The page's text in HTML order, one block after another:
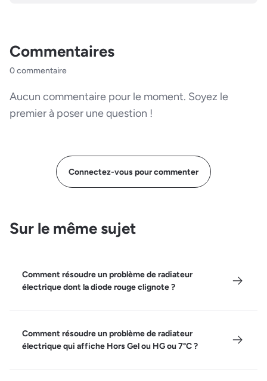
Commentaires
0 commentaire
Aucun commentaire pour le moment. Soyez le
premier à poser une question !
Connectez-vous pour commenter
Sur le même sujet
Comment résoudre un problème de radiateur
électrique dont la diode rouge clignote ?
Comment résoudre un problème de radiateur
électrique qui affiche Hors Gel ou HG ou 7°C ?